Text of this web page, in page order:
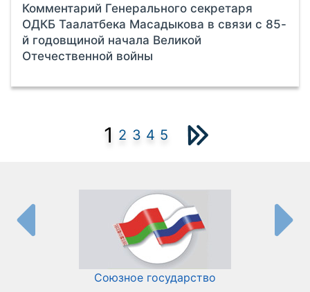
Комментарий Генерального секретаря
ОДКБ Таалатбека Масадыкова в связи с 85-
й годовщиной начала Великой
Отечественной войны
1 2 3 4 5
Союзное государство